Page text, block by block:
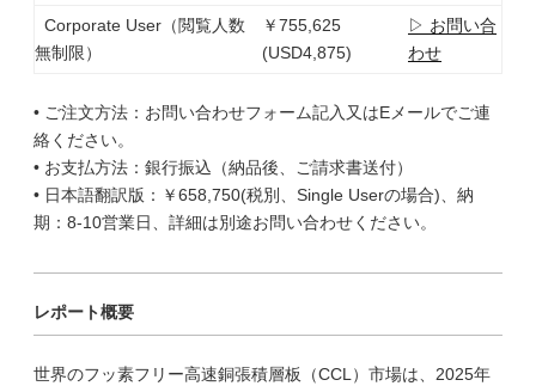
Corporate User（閲覧人数
無制限）
￥755,625
(USD4,875)
▷ お問い合
わせ
• ご注文方法：お問い合わせフォーム記入又はEメールでご連
絡ください。
• お支払方法：銀行振込（納品後、ご請求書送付）
• 日本語翻訳版：￥658,750(税別、Single Userの場合)、納
期：8-10営業日、詳細は別途お問い合わせください。
レポート概要
世界のフッ素フリー高速銅張積層板（CCL）市場は、2025年